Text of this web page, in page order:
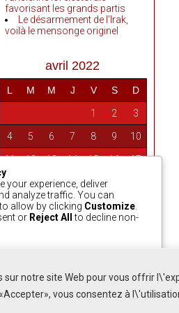
sur notre site Web pour vous offrir
vous consentez à
favorisant les grands partis
Le désarmement de l’Irak,
voilà le mensonge originel
avril 2022
L M M J V S D
1 2 3
4 5 6 7 8 9 10
11 12 13 14 15 16 17
18 19 20 21 22
25 26 27 28 29 30
your experience, deliver
analyze traffic. You can
allow by clicking Customize
or Reject All
to decline non-
by